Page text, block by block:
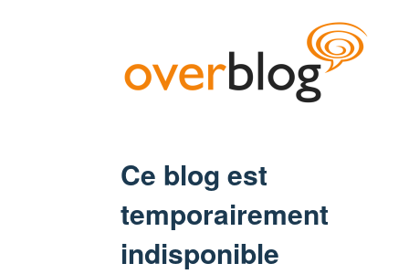
Ce blog est
temporairement
indisponible